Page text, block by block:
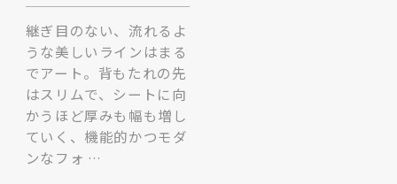
継ぎ目のない、流れるよ
うな美しいラインはまる
でアート。背もたれの先
はスリムで、シートに向
かうほど厚みも幅も増し
ていく、機能的かつモダ
ンなフォ …